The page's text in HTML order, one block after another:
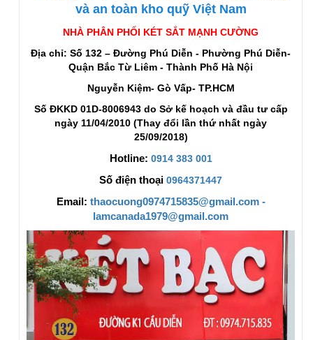
và an toàn kho quỹ Việt Nam
NHÀ PHÂN PHỐI KÉT SẮT MẠNH CƯỜNG
Địa chỉ: Số 132 – Đường Phú Diễn - Phường Phú Diễn-
Quận Bắc Từ Liêm - Thành Phố Hà Nội
Nguyễn Kiệm- Gò Vấp- TP.HCM
Số ĐKKD 01D-8006943 do Sở kế hoạch và đầu tư cấp
ngày 11/04/2010 (Thay đổi lần thứ nhất ngày
25/09/2018)
Hotline: 0914 383 001
Số điện thoại 0964371447
Email: thaocuong0974715835@gmail.com -
lamcanada1979@gmail.com